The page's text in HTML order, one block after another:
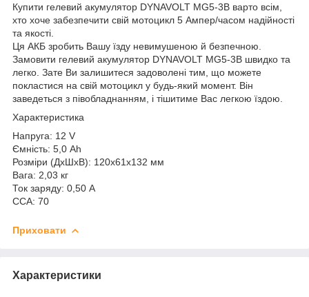
Купити гелевий акумулятор DYNAVOLT MG5-3B варто всім,
хто хоче забезпечити свій мотоцикл 5 Ампер/часом надійності
та якості.
Ця АКБ зробить Вашу їзду невимушеною й безпечною.
Замовити гелевий акумулятор DYNAVOLT MG5-3B швидко та
легко. Зате Ви залишитеся задоволені тим, що можете
покластися на свій мотоцикл у будь-який момент. Він
заведеться з півобладнанням, і тішитиме Вас легкою їздою.
Характеристика
Напруга: 12 V
Ємність: 5,0 Ah
Розміри (ДхШхВ): 120х61х132 мм
Вага: 2,03 кг
Ток заряду: 0,50 А
ССА: 70
Приховати
Характеристики